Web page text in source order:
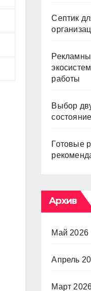
Септик
работы
Выбор
Готовые
Архив
Май 2026
Апрель
Март